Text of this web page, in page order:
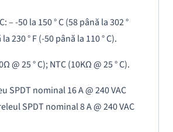
– -50 la 150 ° C (58 până la 302 °
230 ° F (-50 până la 110 ° C).
@ 25 ° C);NTC (10KΩ @ 25 ° C).
SPDT nominal 16 A @ 240 VAC
SPDT nominal 8 A @ 240 VAC